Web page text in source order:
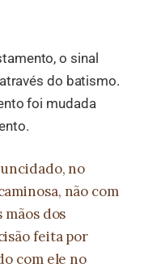
o sinal
do batismo.
foi mudada
no
não com
dos
feita por
com ele no